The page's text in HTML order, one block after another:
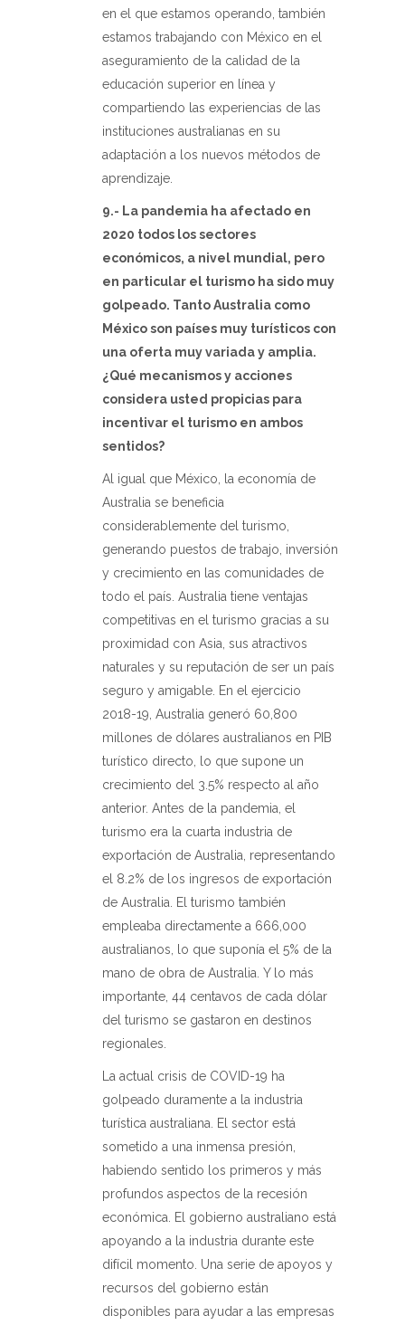
en el que estamos operando, también
estamos trabajando con México en el
aseguramiento de la calidad de la
educación superior en línea y
compartiendo las experiencias de las
instituciones australianas en su
adaptación a los nuevos métodos de
aprendizaje.
9.- La pandemia ha afectado en
2020 todos los sectores
económicos, a nivel mundial, pero
en particular el turismo ha sido muy
golpeado. Tanto Australia como
México son países muy turísticos con
una oferta muy variada y amplia.
¿Qué mecanismos y acciones
considera usted propicias para
incentivar el turismo en ambos
sentidos?
Al igual que México, la economía de
Australia se beneficia
considerablemente del turismo,
generando puestos de trabajo, inversión
y crecimiento en las comunidades de
todo el país. Australia tiene ventajas
competitivas en el turismo gracias a su
proximidad con Asia, sus atractivos
naturales y su reputación de ser un país
seguro y amigable. En el ejercicio
2018-19, Australia generó 60,800
millones de dólares australianos en PIB
turístico directo, lo que supone un
crecimiento del 3.5% respecto al año
anterior. Antes de la pandemia, el
turismo era la cuarta industria de
exportación de Australia, representando
el 8.2% de los ingresos de exportación
de Australia. El turismo también
empleaba directamente a 666,000
australianos, lo que suponía el 5% de la
mano de obra de Australia. Y lo más
importante, 44 centavos de cada dólar
del turismo se gastaron en destinos
regionales.
La actual crisis de COVID-19 ha
golpeado duramente a la industria
turística australiana. El sector está
sometido a una inmensa presión,
habiendo sentido los primeros y más
profundos aspectos de la recesión
económica. El gobierno australiano está
apoyando a la industria durante este
difícil momento. Una serie de apoyos y
recursos del gobierno están
disponibles para ayudar a las empresas